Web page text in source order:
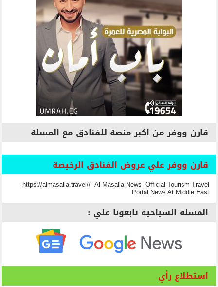
قارن ووفر من اكبر منصة للفنادق مع المسلة
قارن ووفر علي عروض الفنادق الرخيصة
https://almasalla.travel// -Al Masalla-News- Official Tourism Travel
Portal News At Middle East
المسلة السياحية تابعونا علي :
استطلاع رأي